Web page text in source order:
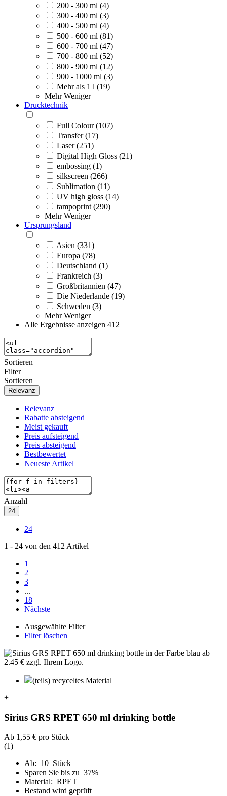
200 - 300 ml (4)
300 - 400 ml (3)
400 - 500 ml (4)
500 - 600 ml (81)
600 - 700 ml (47)
700 - 800 ml (52)
800 - 900 ml (12)
900 - 1000 ml (3)
Mehr als 1 l (19)
Mehr Weniger
Drucktechnik
Full Colour (107)
Transfer (17)
Laser (251)
Digital High Gloss (21)
embossing (1)
silkscreen (266)
Sublimation (11)
UV high gloss (14)
tampoprint (290)
Mehr Weniger
Ursprungsland
Asien (331)
Europa (78)
Deutschland (1)
Frankreich (3)
Großbritannien (47)
Die Niederlande (19)
Schweden (3)
Mehr Weniger
Alle Ergebnisse anzeigen 412
Sortieren
Filter
Sortieren
Relevanz
Relevanz
Rabatte absteigend
Meist gekauft
Preis aufsteigend
Preis absteigend
Bestbewertet
Neueste Artikel
Anzahl
24
24
1 - 24 von den 412 Artikel
1
2
3
...
18
Nächste
Ausgewählte Filter
Filter löschen
(teils) recyceltes Material
+
Sirius GRS RPET 650 ml drinking bottle
Ab 1,55 € pro Stück
(1)
Ab: 10 Stück
Sparen Sie bis zu 37%
Material: RPET
Bestand wird geprüft